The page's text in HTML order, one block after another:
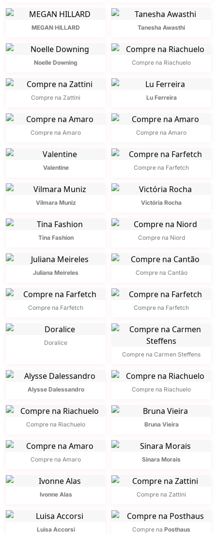
MEGAN HILLARD Tanesha Awasthi
Noelle Downing Compre na Riachuelo
Compre na Zattini Lu Ferreira
Compre na Amaro Compre na Amaro
Valentine Compre na Farfetch
Vilmara Muniz Victória Rocha
Tina Fashion Compre na Niord
Juliana Meireles Compre na Cantão
Compre na Farfetch Compre na Farfetch
Doralice
Compre na Carmen Steffens
Alysse Dalessandro Compre na Riachuelo
Compre na Riachuelo Bruna Vieira
Compre na Amaro Sinara Morais
Ivonne Alas Compre na Zattini
Luisa Accorsi Compre na Posthaus